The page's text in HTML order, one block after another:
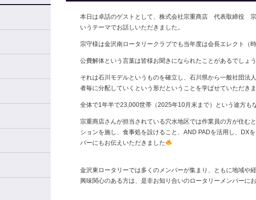
本日は卓話のゲストとして、株式会社宗重商店 代表取締役
いうテーマでお話しいただきました。
宗守様は金沢南ロータリークラブでも当年度は会長エレクト（
公費解体という言葉は皆様お聞きになられたことがあるでしょ
それは石川モデルというものを確立し、石川県から一般社団法
者毎に分配していくという形だということを学ばせていただきま
全体で1年半で23,000世帯（2025年10月末まで）という途方
宗重商店さんが担当されている穴水地区では作業員の方が住む
ションを施し、食事処を設けること、AND PADを活用し、DX
バーにもお伝えいただきました
金沢東ロータリーでは多くのメンバーが集まり、ともに地域や
興味関心のある方は、是非お知り合いのロータリーメンバーに